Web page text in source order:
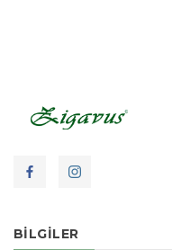
BILGILER